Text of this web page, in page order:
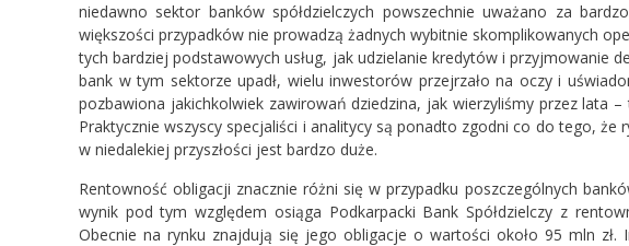
niedawno sektor banków spółdzielczych powszechnie uważano za
większości przypadków nie prowadzą żadnych wybitnie skomplikowanych
tych bardziej podstawowych usług, jak udzielanie kredytów i przyjmowanie
bank w tym sektorze upadł, wielu inwestorów przejrzało na oczy i
pozbawiona jakichkolwiek zawirowań dziedzina, jak wierzyliśmy przez lata
Praktycznie wszyscy specjaliści i analitycy są ponadto zgodni co do tego,
w niedalekiej przyszłości jest bardzo duże.
Rentowność obligacji znacznie różni się w przypadku poszczególnych
wynik pod tym względem osiąga Podkarpacki Bank Spółdzielczy z
Obecnie na rynku znajdują się jego obligacje o wartości około 95 mln